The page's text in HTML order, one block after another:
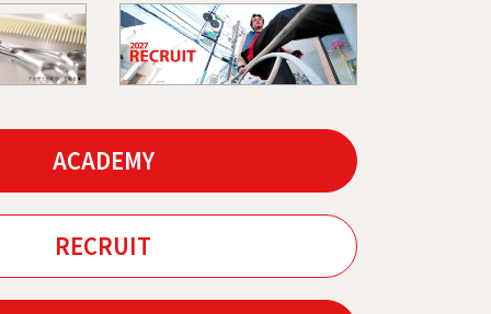
ACADEMY
RECRUIT